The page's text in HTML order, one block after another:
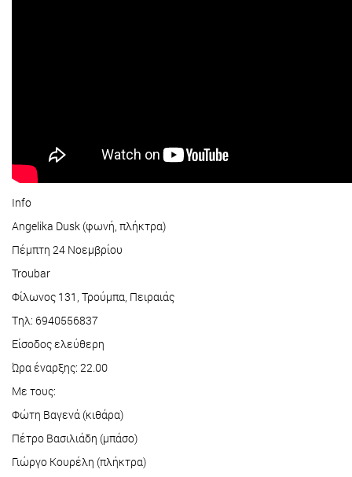
Info
Angelika Dusk (φωνή, πλήκτρα)
Πέμπτη 24 Νοεμβρίου
Troubar
Φίλωνος 131, Τρούμπα, Πειραιάς
Tηλ: 6940556837
Είσοδος ελεύθερη
Ώρα έναρξης: 22.00
Με τους:
Φώτη Βαγενά (κιθάρα)
Πέτρο Βασιλιάδη (μπάσο)
Γιώργο Κουρέλη (πλήκτρα)